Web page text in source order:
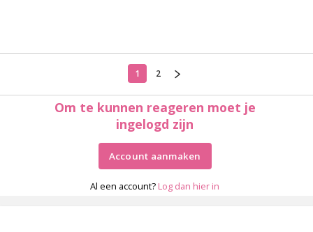
1 2
Om te kunnen reageren moet je
ingelogd zijn
Account aanmaken
Al een account? Log dan hier in